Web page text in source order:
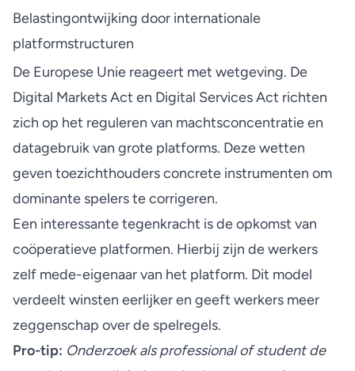
Belastingontwijking door internationale
platformstructuren
De Europese Unie reageert met wetgeving. De
Digital Markets Act en Digital Services Act richten
zich op het reguleren van machtsconcentratie en
datagebruik van grote platforms. Deze wetten
geven toezichthouders concrete instrumenten om
dominante spelers te corrigeren.
Een interessante tegenkracht is de opkomst van
coöperatieve platformen. Hierbij zijn de werkers
zelf mede-eigenaar van het platform. Dit model
verdeelt winsten eerlijker en geeft werkers meer
zeggenschap over de spelregels.
Pro-tip: Onderzoek als professional of student de